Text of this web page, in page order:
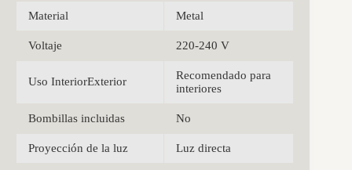
Material Metal
Voltaje 220-240 V
Uso InteriorExterior
Recomendado para
interiores
Bombillas incluidas No
Proyección de la luz Luz directa